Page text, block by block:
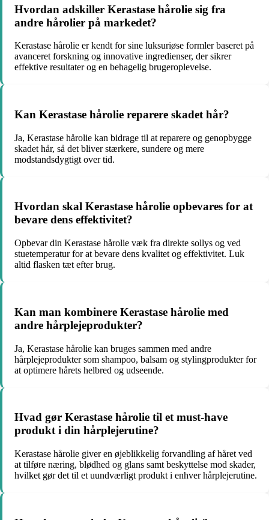
Hvordan adskiller Kerastase hårolie sig fra
andre hårolier på markedet?
Kerastase hårolie er kendt for sine luksuriøse formler baseret på
avanceret forskning og innovative ingredienser, der sikrer
effektive resultater og en behagelig brugeroplevelse.
Kan Kerastase hårolie reparere skadet hår?
Ja, Kerastase hårolie kan bidrage til at reparere og genopbygge
skadet hår, så det bliver stærkere, sundere og mere
modstandsdygtigt over tid.
Hvordan skal Kerastase hårolie opbevares for at
bevare dens effektivitet?
Opbevar din Kerastase hårolie væk fra direkte sollys og ved
stuetemperatur for at bevare dens kvalitet og effektivitet. Luk
altid flasken tæt efter brug.
Kan man kombinere Kerastase hårolie med
andre hårplejeprodukter?
Ja, Kerastase hårolie kan bruges sammen med andre
hårplejeprodukter som shampoo, balsam og stylingprodukter for
at optimere hårets helbred og udseende.
Hvad gør Kerastase hårolie til et must-have
produkt i din hårplejerutine?
Kerastase hårolie giver en øjeblikkelig forvandling af håret ved
at tilføre næring, blødhed og glans samt beskyttelse mod skader,
hvilket gør det til et uundværligt produkt i enhver hårplejerutine.